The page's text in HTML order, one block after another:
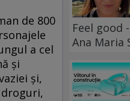
de 800
a cel
şi
şi,
Feel good
Ana Maria